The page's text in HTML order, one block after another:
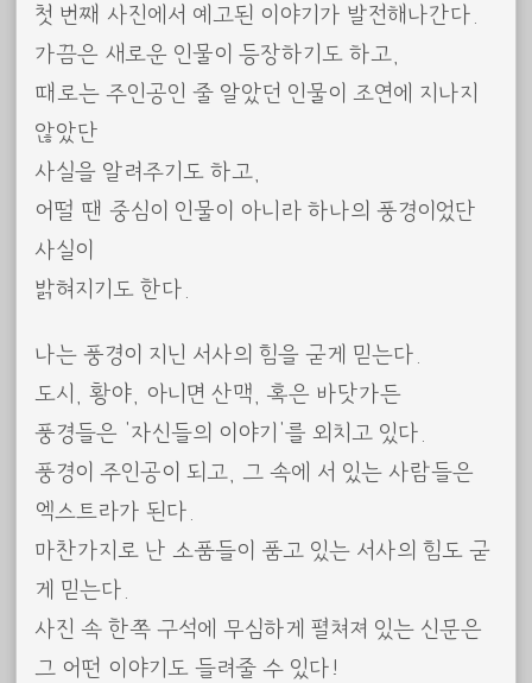
첫 번째 사진에서 예고된 이야기가 발전해나간다.
가끔은 새로운 인물이 등장하기도 하고,
때로는 주인공인 줄 알았던 인물이 조연에 지나지
않았단
사실을 알려주기도 하고,
어떨 땐 중심이 인물이 아니라 하나의 풍경이었단
사실이
밝혀지기도 한다.
나는 풍경이 지닌 서사의 힘을 굳게 믿는다.
도시, 황야, 아니면 산맥, 혹은 바닷가든
풍경들은 ‘자신들의 이야기’를 외치고 있다.
풍경이 주인공이 되고, 그 속에 서 있는 사람들은
엑스트라가 된다.
마찬가지로 난 소품들이 품고 있는 서사의 힘도 굳
게 믿는다.
사진 속 한쪽 구석에 무심하게 펼쳐져 있는 신문은
그 어떤 이야기도 들려줄 수 있다!